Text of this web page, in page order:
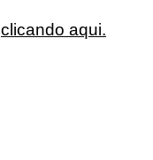
clicando aqui.